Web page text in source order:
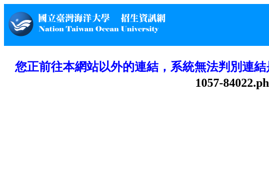
您正前往本網站以外的連結，系統無法判別連
1057-